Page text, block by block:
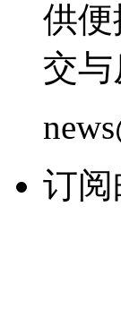
供便
交与
订阅